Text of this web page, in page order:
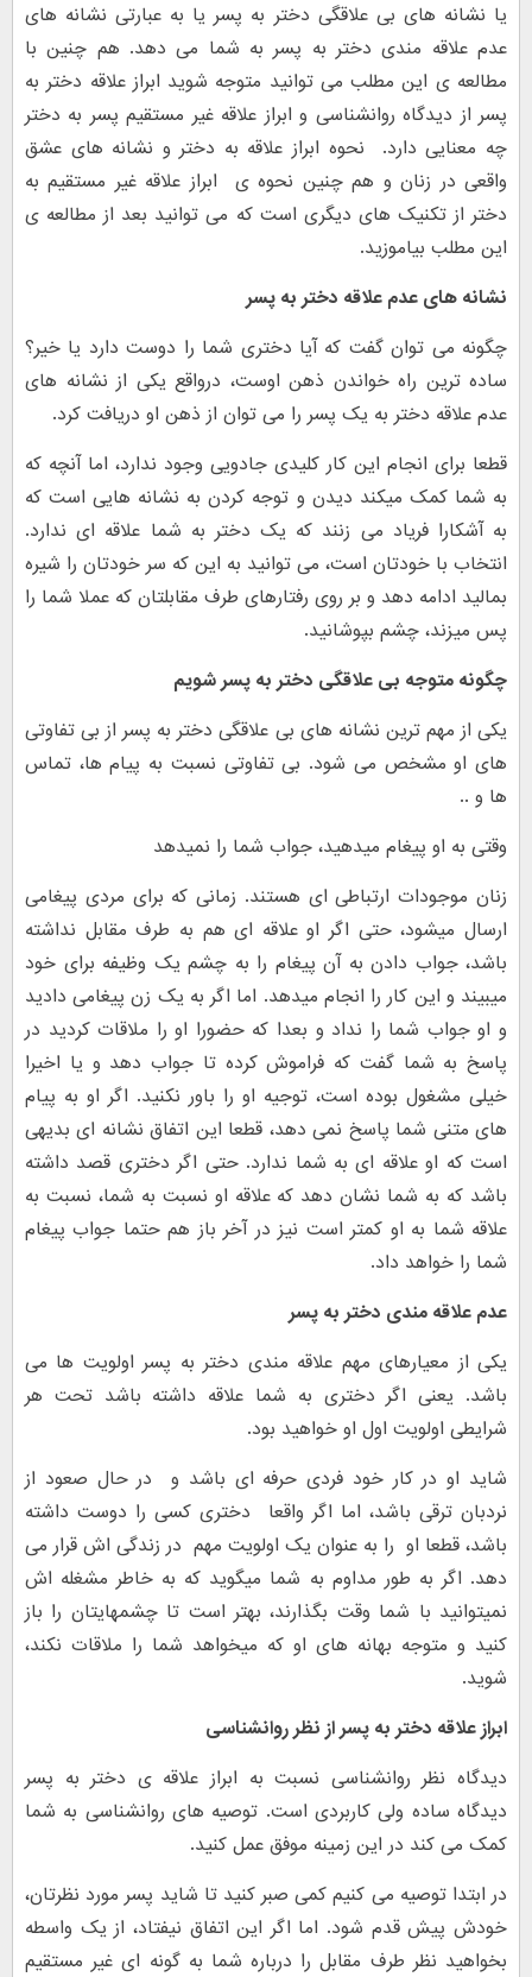
یا نشانه های بی علاقگی دختر به پسر یا به عبارتی نشانه های
عدم علاقه مندی دختر به پسر به شما می دهد. هم چنین با
مطالعه ی این مطلب می توانید متوجه شوید ابراز علاقه دختر به
پسر از دیدگاه روانشناسی و ابراز علاقه غیر مستقیم پسر به دختر
چه معنایی دارد. نحوه ابراز علاقه به دختر و نشانه های عشق
واقعی در زنان و هم چنین نحوه ی ابراز علاقه غیر مستقیم به
دختر از تکنیک های دیگری است که می توانید بعد از مطالعه ی
این مطلب بیاموزید.
نشانه های عدم علاقه دختر به پسر
چگونه می توان گفت که آیا دختری شما را دوست دارد یا خیر؟
ساده ترین راه خواندن ذهن اوست، درواقع یکی از نشانه های
عدم علاقه دختر به یک پسر را می توان از ذهن او دریافت کرد.
قطعا برای انجام این کار کلیدی جادویی وجود ندارد، اما آنچه که
به شما کمک میکند دیدن و توجه کردن به نشانه هایی است که
به آشکارا فریاد می زنند که یک دختر به شما علاقه ای ندارد.
انتخاب با خودتان است، می توانید به این که سر خودتان را شیره
بمالید ادامه دهد و بر روی رفتارهای طرف مقابلتان که عملا شما را
پس میزند، چشم بپوشانید.
چگونه متوجه بی علاقگی دختر به پسر شویم
یکی از مهم ترین نشانه های بی علاقگی دختر به پسر از بی تفاوتی
های او مشخص می شود. بی تفاوتی نسبت به پیام ها، تماس
ها و ..
وقتی به او پیغام میدهید، جواب شما را نمیدهد
زنان موجودات ارتباطی ای هستند. زمانی که برای مردی پیغامی
ارسال میشود، حتی اگر او علاقه ای هم به طرف مقابل نداشته
باشد، جواب دادن به آن پیغام را به چشم یک وظیفه برای خود
میبیند و این کار را انجام میدهد. اما اگر به یک زن پیغامی دادید
و او جواب شما را نداد و بعدا که حضورا او را ملاقات کردید در
پاسخ به شما گفت که فراموش کرده تا جواب دهد و یا اخیرا
خیلی مشغول بوده است، توجیه او را باور نکنید. اگر او به پیام
های متنی شما پاسخ نمی دهد، قطعا این اتفاق نشانه ای بدیهی
است که او علاقه ای به شما ندارد. حتی اگر دختری قصد داشته
باشد که به شما نشان دهد که علاقه او نسبت به شما، نسبت به
علاقه شما به او کمتر است نیز در آخر باز هم حتما جواب پیغام
شما را خواهد داد.
عدم علاقه مندی دختر به پسر
یکی از معیارهای مهم علاقه مندی دختر به پسر اولویت ها می
باشد. یعنی اگر دختری به شما علاقه داشته باشد تحت هر
شرایطی اولویت اول او خواهید بود.
شاید او در کار خود فردی حرفه ای باشد و در حال صعود از
نردبان ترقی باشد، اما اگر واقعا دختری کسی را دوست داشته
باشد، قطعا او را به عنوان یک اولویت مهم در زندگی اش قرار می
دهد. اگر به طور مداوم به شما میگوید که به خاطر مشغله اش
نمیتوانید با شما وقت بگذارند، بهتر است تا چشمهایتان را باز
کنید و متوجه بهانه های او که میخواهد شما را ملاقات نکند،
شوید.
ابراز علاقه دختر به پسر از نظر روانشناسی
دیدگاه نظر روانشناسی نسبت به ابراز علاقه ی دختر به پسر
دیدگاه ساده ولی کاربردی است. توصیه های روانشناسی به شما
کمک می کند در این زمینه موفق عمل کنید.
در ابتدا توصیه می کنیم کمی صبر کنید تا شاید پسر مورد نظرتان،
خودش پیش قدم شود. اما اگر این اتفاق نیفتاد، از یک واسطه
بخواهید نظر طرف مقابل را درباره شما به گونه ای غیر مستقیم